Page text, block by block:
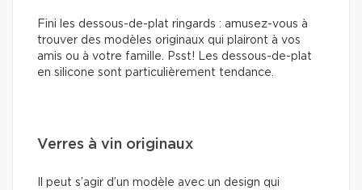
Fini les dessous-de-plat ringards : amusez-vous à
trouver des modèles originaux qui plairont à vos
amis ou à votre famille. Psst! Les dessous-de-plat
en silicone sont particulièrement tendance.
Verres à vin originaux
Il peut s’agir d’un modèle avec un design qui